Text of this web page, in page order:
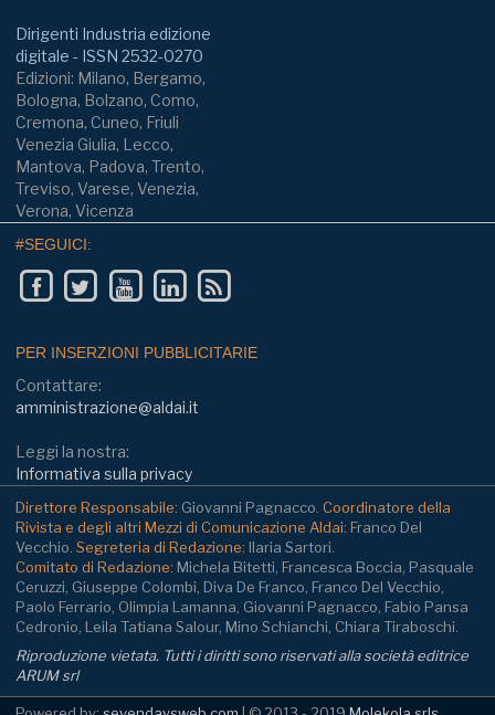
Dirigenti Industria edizione
digitale - ISSN 2532-0270
Edizioni: Milano, Bergamo,
Bologna, Bolzano, Como,
Cremona, Cuneo, Friuli
Venezia Giulia, Lecco,
Mantova, Padova, Trento,
Treviso, Varese, Venezia,
Verona, Vicenza
#SEGUICI:
PER INSERZIONI PUBBLICITARIE
Contattare:
amministrazione@aldai.it
Leggi la nostra:
Informativa sulla privacy
Direttore Responsabile: Giovanni Pagnacco. Coordinatore della
Rivista e degli altri Mezzi di Comunicazione Aldai: Franco Del
Vecchio. Segreteria di Redazione: Ilaria Sartori.
Comitato di Redazione: Michela Bitetti, Francesca Boccia, Pasquale
Ceruzzi, Giuseppe Colombi, Diva De Franco, Franco Del Vecchio,
Paolo Ferrario, Olimpia Lamanna, Giovanni Pagnacco, Fabio Pansa
Cedronio, Leila Tatiana Salour, Mino Schianchi, Chiara Tiraboschi.
Riproduzione vietata. Tutti i diritti sono riservati alla società editrice
ARUM srl